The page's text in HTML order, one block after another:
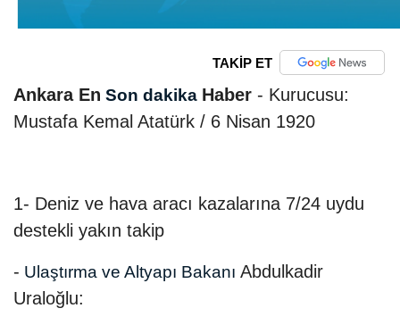
TAKİP ET
Ankara En Son dakika Haber - Kurucusu:
Mustafa Kemal Atatürk / 6 Nisan 1920
1- Deniz ve hava aracı kazalarına 7/24 uydu
destekli yakın takip
- Ulaştırma ve Altyapı Bakanı Abdulkadir
Uraloğlu: